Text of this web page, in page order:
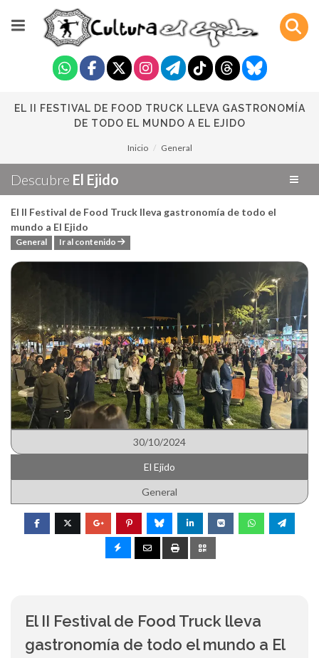
EL II FESTIVAL DE FOOD TRUCK LLEVA GASTRONOMÍA
DE TODO EL MUNDO A EL EJIDO
Inicio General
Descubre El Ejido
El II Festival de Food Truck lleva gastronomía de todo el
mundo a El Ejido
General Ir al contenido
30/10/2024
El Ejido
General
El II Festival de Food Truck lleva
gastronomía de todo el mundo a El